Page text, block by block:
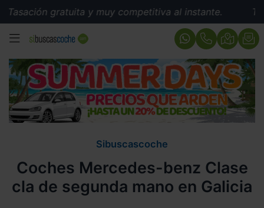
Tasación gratuita y muy competitiva al instante.
MENÚ
Sibuscascoche
Coches Mercedes-benz Clase
cla de segunda mano en Galicia